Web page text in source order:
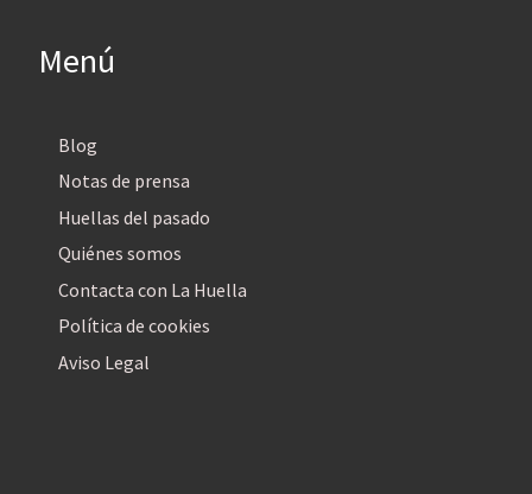
Menú
Blog
Notas de prensa
Huellas del pasado
Quiénes somos
Contacta con La Huella
Política de cookies
Aviso Legal